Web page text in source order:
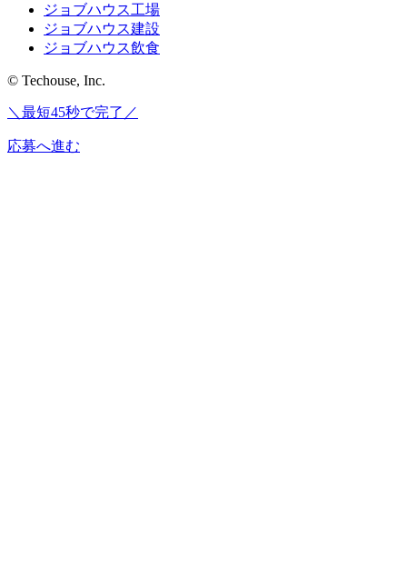
ジョブハウス工場
ジョブハウス建設
ジョブハウス飲食
© Techouse, Inc.
＼最短45秒で完了／
応募へ進む